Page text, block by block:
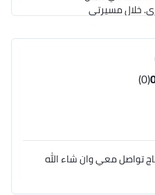
البصرية، الشعارات، الرسوم التوضيحية الرقمية،التغليف
وتنفيذ حلول تصميمية تتناسب مع أهدافهم ورؤاهم
بتقديم تصميمات تعكس قوة الرسالة وتحقق تأثيراً قوياً
الأعمال بحسابي
(0)
تواصل معي وان شاء الله